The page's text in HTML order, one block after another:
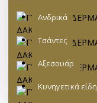
Ανδρικά
Τσάντες
Αξεσουάρ
Κυνηγετικά είδη